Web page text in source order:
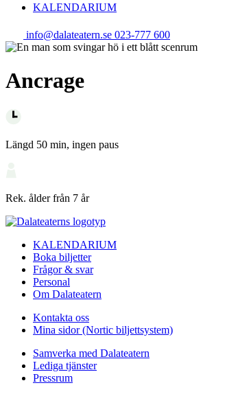
KALENDARIUM
info@dalateatern.se 023-777 600
Ancrage
Längd 50 min, ingen paus
Rek. ålderfrån 7 år
KALENDARIUM
Boka biljetter
Frågor & svar
Personal
Om Dalateatern
Kontakta oss
Mina sidor (Nortic biljettsystem)
Samverka med Dalateatern
Lediga tjänster
Pressrum